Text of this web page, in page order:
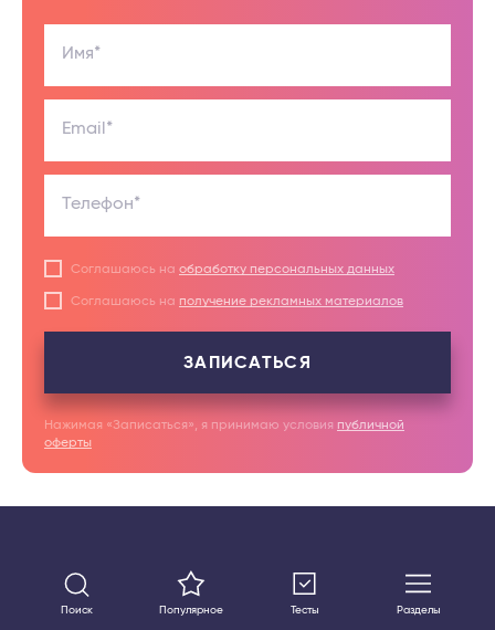
Имя*
Email*
Телефон*
Соглашаюсь на обработку персональных данных
Соглашаюсь на получение рекламных материалов
ЗАПИСАТЬСЯ
Нажимая «Записаться», я принимаю условия публичной
оферты
Поиск Популярное Тесты Разделы
Задать вопрос